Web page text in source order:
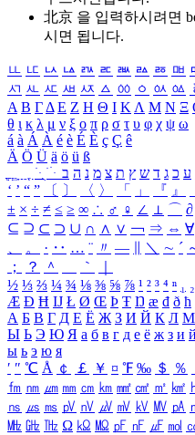
北京 을 입력하시려면
시면 됩니다.
ㅥ ㅦ ㅧ ㅨ ㅩ ㅪ ㅫ ㅬ ㅭ ㅮ
ㅺ ㅻ ㅼ ㅽ ㅾ ㅿ ㆀ ㆁ ㆂ ㆃ
Α Β ΓΔ Ε Ζ Η Θ Ι ΚΛ Μ Ν Ξ
θ ι κ λ μ ν ξ ο π ρ σ τ υ φ χ ψ ω
á à Á À é è É È ç Ç ê
Ä Ö Ü ä ö ü ß
ִֶֹ ֻּ ׁׂ ע כ ג ד ש ץ ת צ מ נ ה ב
‘ ’ “ ” 〔 〕 〈 〉 「 」 『 』
± × ÷ ≠ ≤ ≥ ∞ ∴ ♂ ♀ ∠ ⊥ ⌒ ∂
⊆ ⊇ ⊂ ⊃ ∪ ∩ ∧ ∨ ￢ ⇒ ⇔ ∀
、
。 · ‥ … ¨ 〃 ― ＼ ∼ ´
；
？ ＾ ｀
½ ⅓ ⅔ ¼ ¾ ⅛ ⅜ ⅝ ⅞ ¹ ² ³ ⁴ ⁿ ₁ ₂
Æ Ð Ħ Ĳ Ł Ø Œ Þ Ŧ Ŋ æ đ ð ħ
А Б В Г Д Е Ё Ж З И Й К Л М
Ы Ь Э Ю Я а б в г д е ё ж з и й
ы ь э ю я
′ ″ ℃ Å ￠ ￡ ￥ ¤ ℉ ‰ ＄ ％
㎙ ㎚ ㎛ ㎜ ㎝ ㎞ ㎟ ㎠ ㎡ ㎢
㎱ ㎲ ㎳ ㎴ ㎵ ㎶ ㎷ ㎸ ㎹ ㎀
㎒ ㎓ ㎔ Ω ㏀ ㏁ ㎊ ㎋ ㎌ ㏖